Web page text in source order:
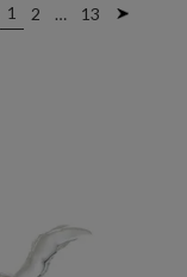
1 2 … 13